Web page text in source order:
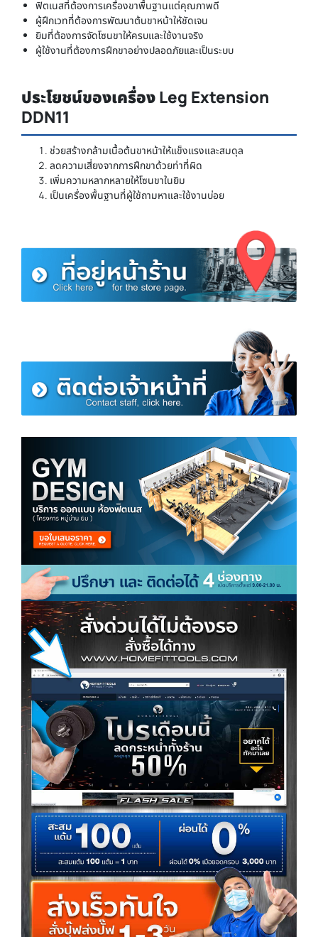
ฟิตเนสที่ต้องการเครื่องขาพื้นฐานแต่คุณภาพดี
ผู้ฝึกเวทที่ต้องการพัฒนาต้นขาหน้าให้ชัดเจน
ยิมที่ต้องการจัดโซนขาให้ครบและใช้งานจริง
ผู้ใช้งานที่ต้องการฝึกขาอย่างปลอดภัยและเป็นระบบ
ประโยชน์ของเครื่อง Leg Extension
DDN11
ช่วยสร้างกล้ามเนื้อต้นขาหน้าให้แข็งแรงและสมดุล
ลดความเสี่ยงจากการฝึกขาด้วยท่าที่ผิด
เพิ่มความหลากหลายให้โซนขาในยิม
เป็นเครื่องพื้นฐานที่ผู้ใช้ถามหาและใช้งานบ่อย